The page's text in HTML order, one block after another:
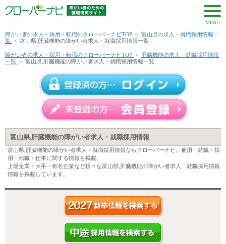
MENU
障がい者の求人・採用・転職のクローバーナビTOP > 富山県の求人・就職採用情報一
覧 > 富山県,肝臓機能の障がい者求人・就職採用情報一覧
障がい者の求人・採用・転職のクローバーナビTOP > 肝臓機能の求人・就職採用情報
一覧 > 富山県,肝臓機能の障がい者求人・就職採用情報一覧
富山県,肝臓機能の障がい者求人・就職採用情報
富山県,肝臓機能の障がい者求人・就職採用情報ならクローバーナビ。雇用・就職・採
用・転職・仕事に関する情報を掲載。
上場企業・大手・有名企業など様々な富山県,肝臓機能の障がい者求人・就職採用情報
情報を掲載しています。